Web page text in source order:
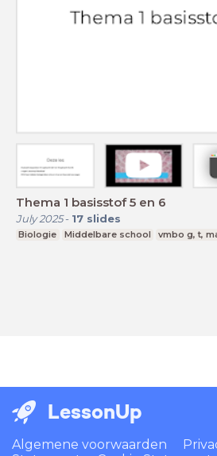
Thema 1 basisstof 5 en 6
July 2025- 17 slides
Biologie Middelbare school vmbo g, t,
LessonUp
Algemene voorwaarden